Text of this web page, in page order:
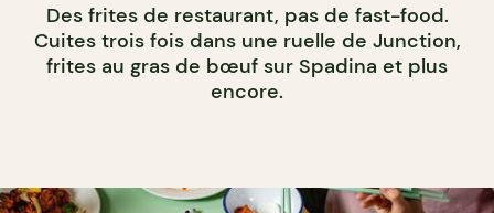
Des frites de restaurant, pas de fast-food.
Cuites trois fois dans une ruelle de Junction,
frites au gras de bœuf sur Spadina et plus
encore.